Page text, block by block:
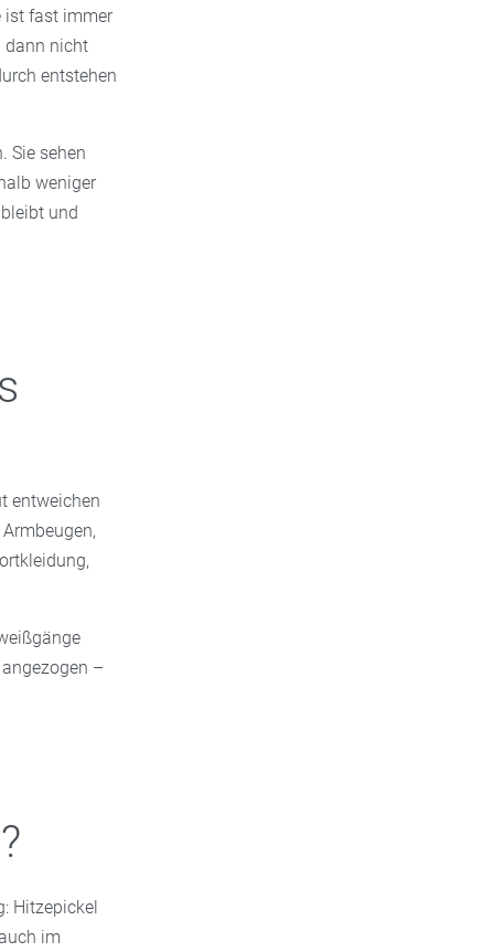
ist fast immer
dann nicht
entstehen
Sie sehen
weniger
und
entweichen
–
Hitzepickel
im